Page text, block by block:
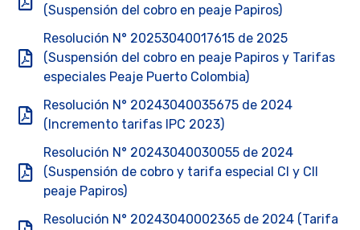
(Suspensión del cobro en peaje Papiros)
Resolución N° 20253040017615 de 2025
(Suspensión del cobro en peaje Papiros y Tarifas
especiales Peaje Puerto Colombia)
Resolución N° 20243040035675 de 2024
(Incremento tarifas IPC 2023)
Resolución N° 20243040030055 de 2024
(Suspensión de cobro y tarifa especial CI y CII
peaje Papiros)
Resolución N° 20243040002365 de 2024 (Tarifa